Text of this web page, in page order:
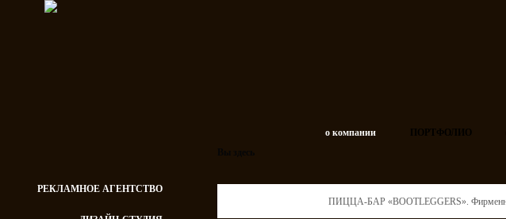
о компании ПОРТФОЛИО
РЕКЛАМНОЕ АГЕНТСТВО
ПИЦЦА-БАР «BOOTLEGGERS».